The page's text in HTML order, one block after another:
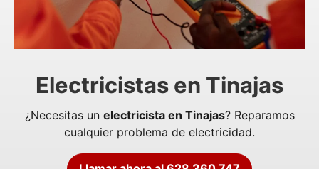
Electricistas en Tinajas
¿Necesitas un electricista en Tinajas? Reparamos
cualquier problema de electricidad.